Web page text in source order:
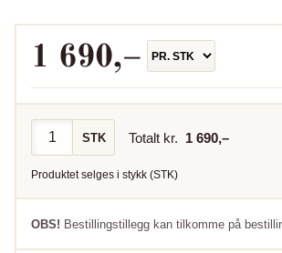
1 690,–
STK Totalt kr. 1 690,–
Produktet selges i stykk (STK)
OBS! Bestillingstillegg kan tilkomme på